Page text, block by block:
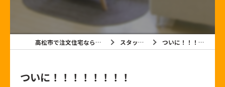
高松市で注文住宅なら有限会社黒石建設 スタッフブログ ついに！！！！！！！！
ついに！！！！！！！！